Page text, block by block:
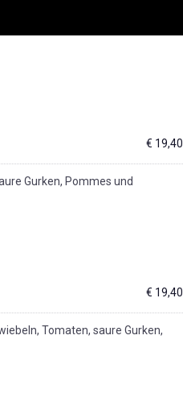
€ 19,40
Gurken, Pommes und
€ 19,40
Tomaten, saure Gurken,